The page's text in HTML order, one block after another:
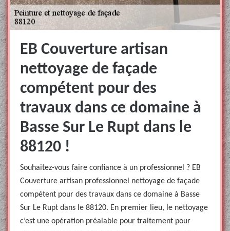
EB Couverture artisan
nettoyage de façade
compétent pour des
travaux dans ce domaine à
Basse Sur Le Rupt dans le
88120 !
Souhaitez-vous faire confiance à un professionnel ? EB
Couverture artisan professionnel nettoyage de façade
compétent pour des travaux dans ce domaine à Basse
Sur Le Rupt dans le 88120. En premier lieu, le nettoyage
c’est une opération préalable pour traitement pour